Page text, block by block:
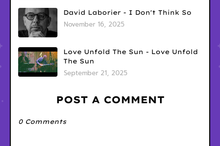
David Laborier - I Don't Think So
November 16, 2025
Love Unfold The Sun - Love Unfold
The Sun
September 21, 2025
POST A COMMENT
0 Comments